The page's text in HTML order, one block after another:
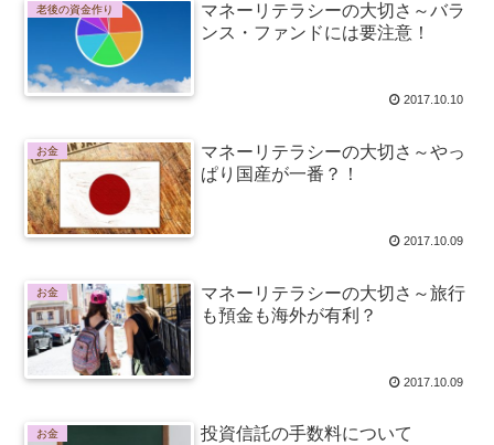
老後の資金作り
マネーリテラシーの大切さ～バラ
ンス・ファンドには要注意！
2017.10.10
お金
マネーリテラシーの大切さ～やっ
ぱり国産が一番？！
2017.10.09
お金
マネーリテラシーの大切さ～旅行
も預金も海外が有利？
2017.10.09
お金 投資信託の手数料について